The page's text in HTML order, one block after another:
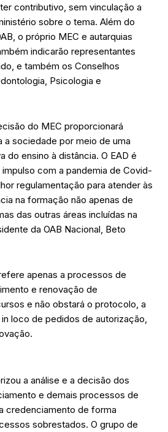
contributivo, sem vinculação a
sobre o tema. Além do
o próprio MEC e autarquias
indicarão representantes
e também os Conselhos
Psicologia e
do MEC proporcionará
a sociedade por meio de uma
do ensino à distância. O EAD é
impulso com a pandemia de Covid-
regulamentação para atender às
na formação não apenas de
das outras áreas incluídas na
da OAB Nacional, Beto
apenas a processos de
e renovação de
e não obstará o protocolo, a
loco de pedidos de autorização,
a análise e a decisão dos
e demais processos de
credenciamento de forma
sobrestados. O grupo de